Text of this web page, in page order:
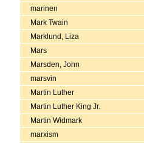
marinen
Mark Twain
Marklund, Liza
Mars
Marsden, John
marsvin
Martin Luther
Martin Luther King Jr.
Martin Widmark
marxism